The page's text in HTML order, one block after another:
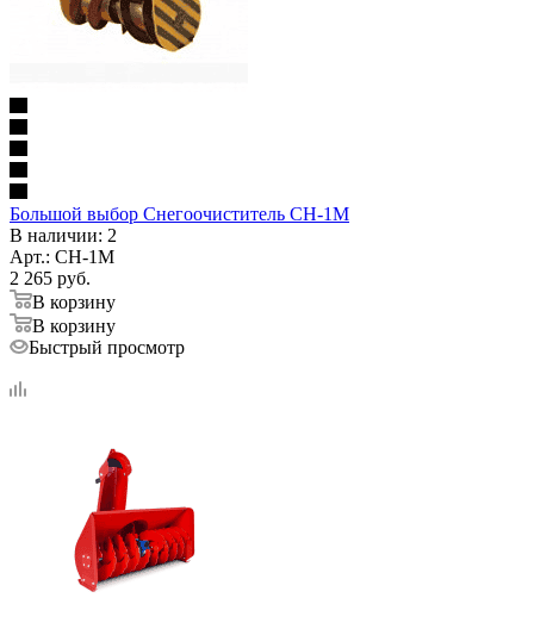
Большой выбор Снегоочиститель СН-1М
В наличии: 2
Арт.: СН-1М
2 265 руб.
В корзину
В корзину
Быстрый просмотр